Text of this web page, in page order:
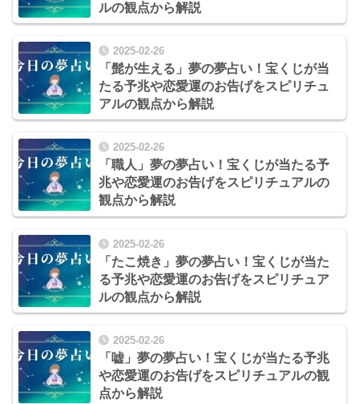
ルの観点から解説
2025-02-26
「髭が生える」夢の夢占い！宝くじが当
たる予兆や恋愛運のお告げをスピリチュ
アルの観点から解説
2025-02-26
「職人」夢の夢占い！宝くじが当たる予
兆や恋愛運のお告げをスピリチュアルの
観点から解説
2025-02-26
「たこ焼き」夢の夢占い！宝くじが当た
る予兆や恋愛運のお告げをスピリチュア
ルの観点から解説
2025-02-26
「嘘」夢の夢占い！宝くじが当たる予兆
や恋愛運のお告げをスピリチュアルの観
点から解説